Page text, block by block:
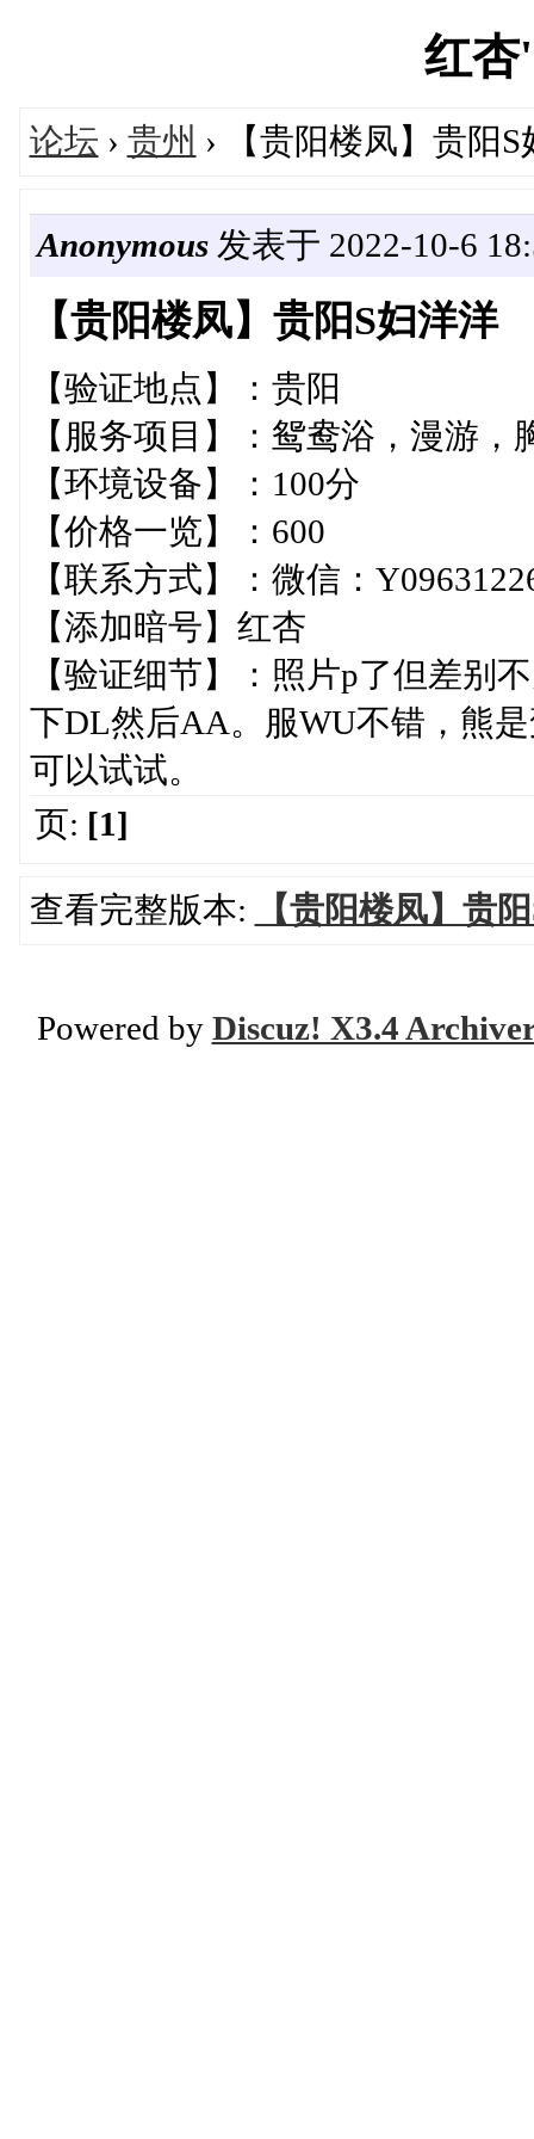
红杏
论坛 › 贵州 › 【贵阳楼凤】贵阳S
Anonymous发表于 2022-10-6
【贵阳楼凤】贵阳S妇洋洋
【验证地点】：贵阳
【服务项目】：鸳鸯浴，漫游
【环境设备】：100分
【价格一览】：600
【联系方式】：微信：
【添加暗号】红杏
【验证细节】：照片p了但差别
下DL然后AA。服WU不错，熊
可以试试。
页: [1]
查看完整版本: 【贵阳楼凤】贵
Powered by Discuz! X3.4